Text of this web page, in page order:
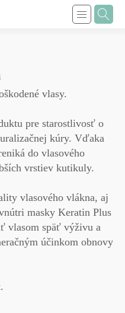
vlasy.
pre starostlivosť o
kúry. Vďaka
do vlasového
vrstiev kutikuly.
vlasového vlákna, aj
masky Keratin Plus
vlasom späť výživu a
účinkom obnovy